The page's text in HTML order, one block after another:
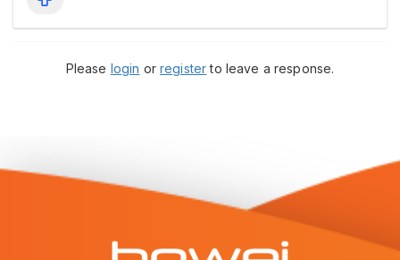
Please login orregisterto leave a response.